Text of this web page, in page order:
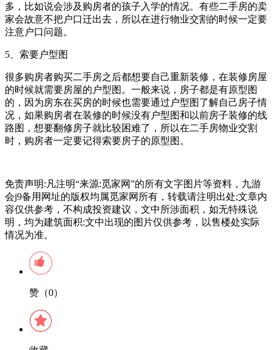
多，比如说会涉及购房者的孩子入学的情况。有些二手房的卖
家会故意不把户口迁出去，所以在进行物业交割的时候一定要
注意户口问题。
5、索要户型图
很多购房者购买二手房之后都想要自己重新装修，在装修房屋
的时候就需要房屋的户型图。一般来说，房子都是有原型图
的，因为房东在买房的时候也需要通过户型图了解自己房子情
况，如果购房者在装修的时候没有户型图和以前房子装修的线
路图，想要翻修房子就比较困难了，所以在二手房物业交割
时，购房者一定要记得索要房子的原型图。
免责声明:凡注明“来源:觅家网”的所有文字图片等资料，九游
会j9备用网址的版权均属觅家网所有，转载请注明出处;文章内
容仅供参考，不构成投资建议，文中所涉面积，如无特殊说
明，均为建筑面积:文中出现的图片仅供参考，以售楼处实际
情况为准。
赞（0）